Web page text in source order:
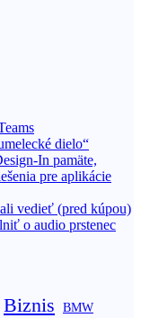
dielo“
In pamäte,
pre aplikácie
vedieť (pred kúpou)
o audio prstenec
Biznis BMW